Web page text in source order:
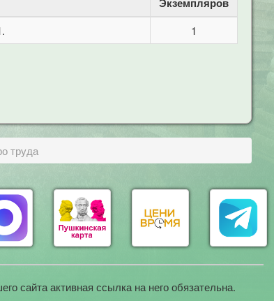
1
труда
сайта активная ссылка на него обязательна.